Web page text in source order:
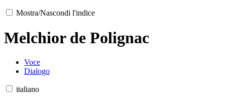
Mostra/Nascondi l'indice
Melchior de Polignac
Voce
Dialogo
italiano